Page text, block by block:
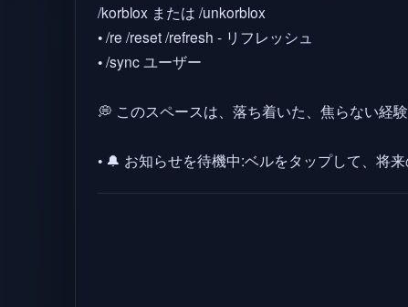
/korblox または /unkorblox
• /re /reset /refresh - リフレッシュ
• /sync ユーザー
💭 このスペースは、落ち着いた、焦らない経
• 🔔 お知らせを待機中:ベルをタップして、将